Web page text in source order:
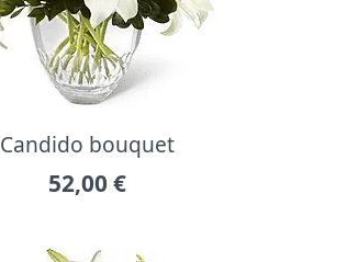
Candido bouquet
52,00 €